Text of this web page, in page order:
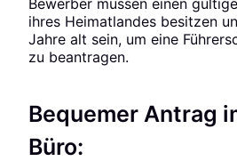
Bewerber müssen einen
ihres Heimatlandes besitzen
Jahre alt sein, um eine
zu beantragen.
Bequemer Antrag
Büro: